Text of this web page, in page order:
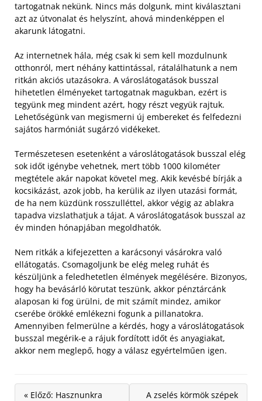
tartogatnak nekünk. Nincs más dolgunk, mint kiválasztani
azt az útvonalat és helyszínt, ahová mindenképpen el
akarunk látogatni.
Az internetnek hála, még csak ki sem kell mozdulnunk
otthonról, mert néhány kattintással, rátalálhatunk a nem
ritkán akciós utazásokra. A városlátogatások busszal
hihetetlen élményeket tartogatnak magukban, ezért is
tegyünk meg mindent azért, hogy részt vegyük rajtuk.
Lehetőségünk van megismerni új embereket és felfedezni
sajátos harmóniát sugárzó vidékeket.
Természetesen esetenként a városlátogatások busszal elég
sok időt igénybe vehetnek, mert több 1000 kilométer
megtétele akár napokat követel meg. Akik kevésbé bírják a
kocsikázást, azok jobb, ha kerülik az ilyen utazási formát,
de ha nem küzdünk rosszulléttel, akkor végig az ablakra
tapadva vizslathatjuk a tájat. A városlátogatások busszal az
év minden hónapjában megoldhatók.
Nem ritkák a kifejezetten a karácsonyi vásárokra való
ellátogatás. Csomagoljunk be elég meleg ruhát és
készüljünk a feledhetetlen élmények megélésére. Bizonyos,
hogy ha bevásárló körutat teszünk, akkor pénztárcánk
alaposan ki fog ürülni, de mit számít mindez, amikor
cserébe örökké emlékezni fogunk a pillanatokra.
Amennyiben felmerülne a kérdés, hogy a városlátogatások
busszal megérik-e a rájuk fordított időt és anyagiakat,
akkor nem meglepő, hogy a válasz egyértelműen igen.
« Előző: Hasznunkra
A zselés körmök szépek